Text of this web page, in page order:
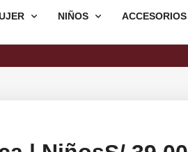
NIÑOS ACCESORIOS